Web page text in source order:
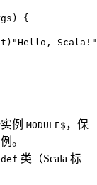
{
"Hello, Scala!"
例 MODULE$ ，保
。
类（Scala 标